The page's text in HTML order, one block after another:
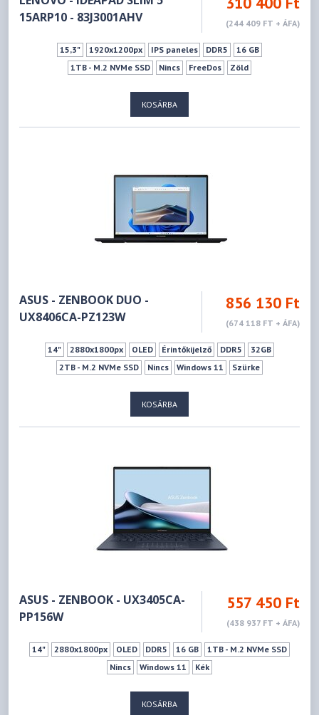
15ARP10 - 83J3001AHV
(244 409 FT + ÁFA)
15,3" 1920x1200px IPS paneles DDR5
16 GB
1TB - M.2 NVMe SSD
Nincs FreeDos Zöld
KOSÁRBA
ASUS - ZENBOOK DUO -
UX8406CA-PZ123W
856 130 Ft
(674 118 FT + ÁFA)
14" 2880x1800px OLED Érintőkijelző DDR5
32GB
2TB - M.2 NVMe SSD
Nincs Windows 11 Szürke
KOSÁRBA
ASUS - ZENBOOK - UX3405CA-
PP156W
557 450 Ft
(438 937 FT + ÁFA)
14" 2880x1800px OLED DDR5 16 GB
1TB - M.2 NVMe SSD
Nincs
Windows 11 Kék
KOSÁRBA